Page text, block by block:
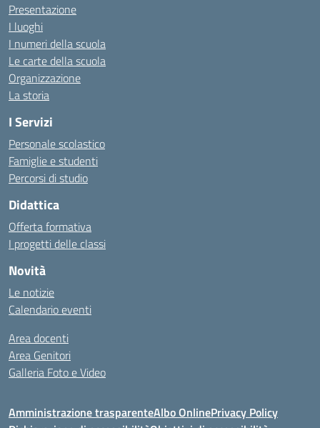
Presentazione
I luoghi
I numeri della scuola
Le carte della scuola
Organizzazione
La storia
I Servizi
Personale scolastico
Famiglie e studenti
Percorsi di studio
Didattica
Offerta formativa
I progetti delle classi
Novità
Le notizie
Calendario eventi
Area docenti
Area Genitori
Galleria Foto e Video
Amministrazione trasparenteAlbo OnlinePrivacy Policy